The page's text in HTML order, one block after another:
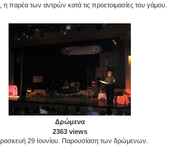
παρέα των αντρών κατά τις προετοιμασίες του γάμου.
Δρώμενα
2363 views
29 Ιουνίου. Παρουσίαση των δρώμενων.